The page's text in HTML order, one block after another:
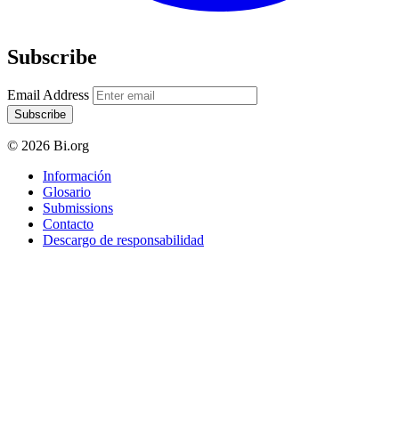
Subscribe
Email Address
Subscribe
© 2026 Bi.org
Información
Glosario
Submissions
Contacto
Descargo de responsabilidad